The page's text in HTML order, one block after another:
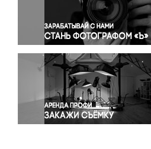
Правосудие
Происшествия и конфликты
Религия
Светская жизнь
Спорт
Экология
Экономика и бизнес